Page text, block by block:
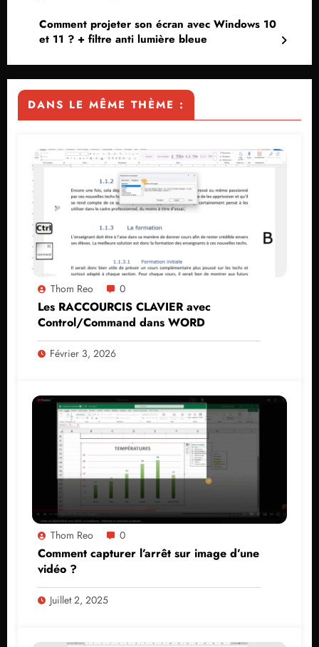
Comment projeter son écran avec Windows 10
et 11 ? + filtre anti lumière bleue
DANS LE MÊME THÈME :
Thom Reo 0
Les RACCOURCIS CLAVIER avec
Control/Command dans WORD
Février 3, 2026
Thom Reo 0
Comment capturer l’arrêt sur image d’une
vidéo ?
Juillet 2, 2025